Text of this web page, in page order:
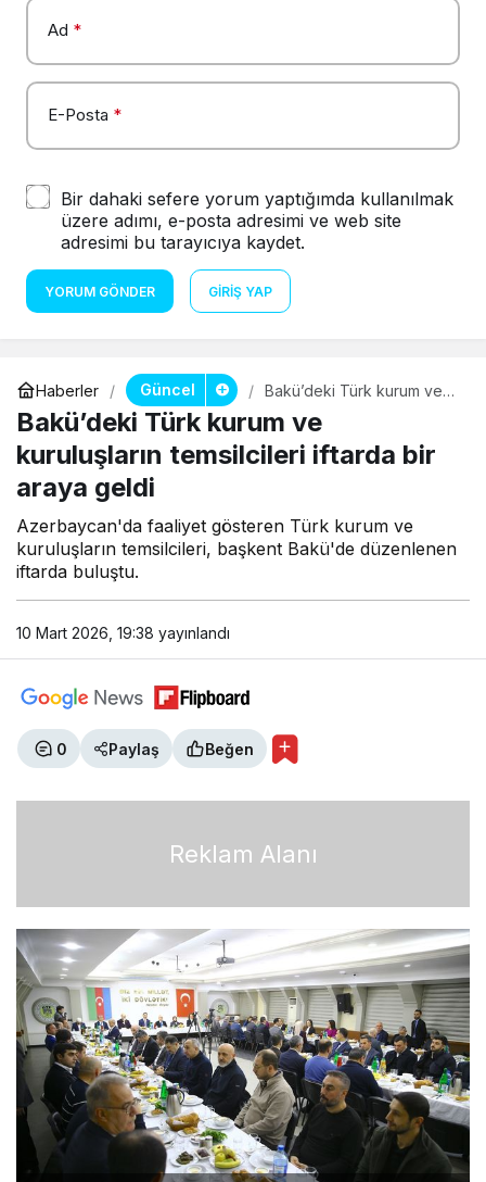
Ad *
E-Posta *
Bir dahaki sefere yorum yaptığımda kullanılmak
üzere adımı, e-posta adresimi ve web site
adresimi bu tarayıcıya kaydet.
YORUM GÖNDER GIRIŞ YAP
Haberler Güncel
Bakü’deki Türk kurum ve
iftarda bir araya geldi
Bakü’deki Türk kurum ve
kuruluşların temsilcileri iftarda bir
araya geldi
Azerbaycan'da faaliyet gösteren Türk kurum ve
kuruluşların temsilcileri, başkent Bakü'de düzenlenen
iftarda buluştu.
10 Mart 2026, 19:38 yayınlandı
0 Paylaş Beğen
Reklam Alanı